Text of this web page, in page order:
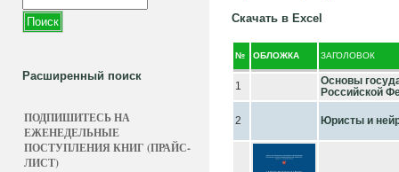
Расширенный поиск
ПОДПИШИТЕСЬ НА
ЕЖЕНЕДЕЛЬНЫЕ
ПОСТУПЛЕНИЯ КНИГ (ПРАЙС-
ЛИСТ)
Скачать в Excel
№ ОБЛОЖКА ЗАГОЛОВОК
1
Основы
Российской
2 Юристы и